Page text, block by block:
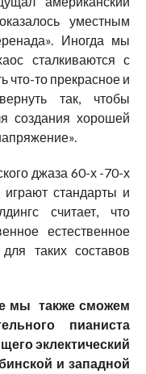
уместным
Иногда мы
сталкиваются с
что-то прекрасное и
так, чтобы
создания хорошей
джаза 60-х -70-х
играют стандарты и
считает, что
естественное
таких составов
мы также сможем
пианиста
эклектический
и западной